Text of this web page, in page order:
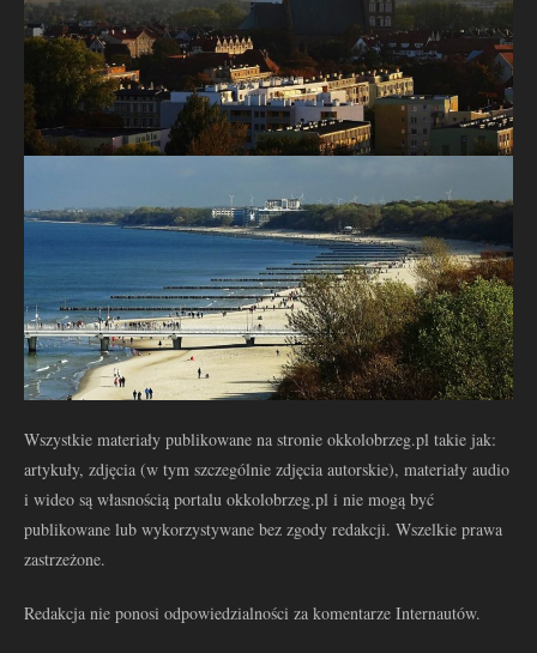
Wszystkie materiały publikowane na stronie okkolobrzeg.pl takie jak:
artykuły, zdjęcia (w tym szczególnie zdjęcia autorskie), materiały audio
i wideo są własnością portalu okkolobrzeg.pl i nie mogą być
publikowane lub wykorzystywane bez zgody redakcji. Wszelkie prawa
zastrzeżone.
Redakcja nie ponosi odpowiedzialności za komentarze Internautów.